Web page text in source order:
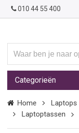
010 44 55 400
ben
je
naar
op
zoek?
Categorieën
Home
Laptops
Laptoptassen